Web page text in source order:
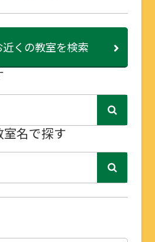
近くの教室を検索
名で探す